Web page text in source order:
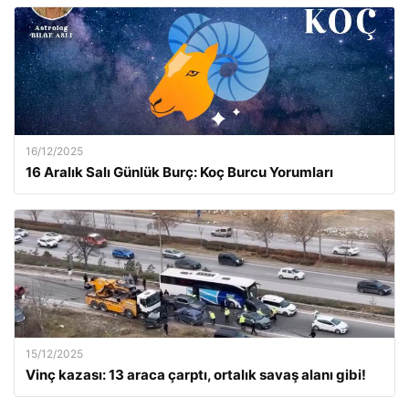
16/12/2025
16 Aralık Salı Günlük Burç: Koç Burcu Yorumları
15/12/2025
Vinç kazası: 13 araca çarptı, ortalık savaş alanı gibi!